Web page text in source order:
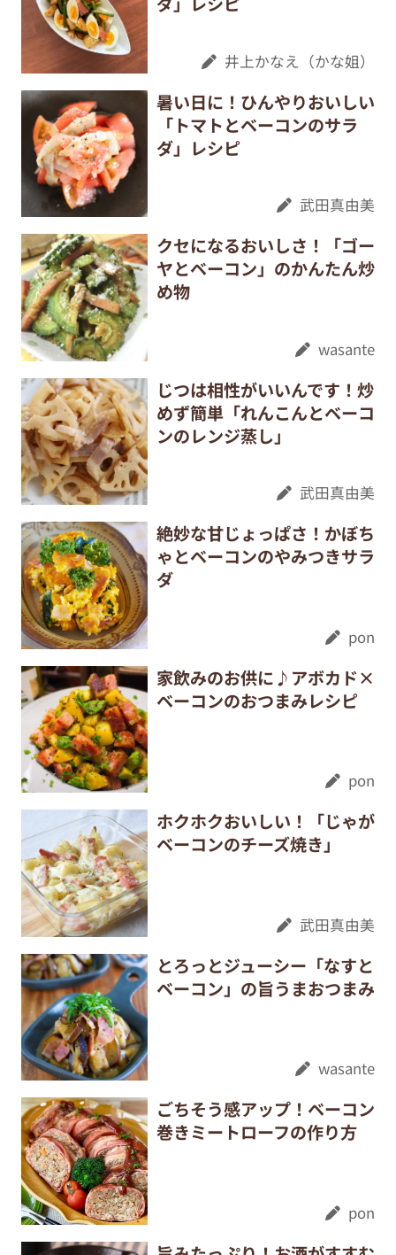
井上かなえ（かな姐）
暑い日に！ひんやりおいしい
「トマトとベーコンのサラ
ダ」レシピ
武田真由美
クセになるおいしさ！「ゴー
ヤとベーコン」のかんたん炒
め物
wasante
じつは相性がいいんです！炒
めず簡単「れんこんとベーコ
ンのレンジ蒸し」
武田真由美
絶妙な甘じょっぱさ！かぼち
ゃとベーコンのやみつきサラ
ダ
pon
家飲みのお供に♪アボカド×
ベーコンのおつまみレシピ
pon
ホクホクおいしい！「じゃが
ベーコンのチーズ焼き」
武田真由美
とろっとジューシー「なすと
ベーコン」の旨うまおつまみ
wasante
ごちそう感アップ！ベーコン
巻きミートローフの作り方
pon